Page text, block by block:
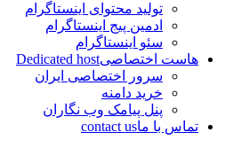
تولید محتوای اینستاگرام
ادمین پیج اینستاگرام
سئو اینستاگرام
هاست اختصاصیDedicated host
سرور اختصاصی ایران
خرید دامنه
پنل پیامک وب نگاران
تماس با ماcontact us